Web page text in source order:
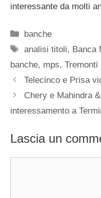
interessante da molti
Categorie
banche
Tag
analisi titoli, Banca
banche, mps, Tremonti
Telecinco e Prisa
Chery e Mahindra
interessamento a
Lascia un